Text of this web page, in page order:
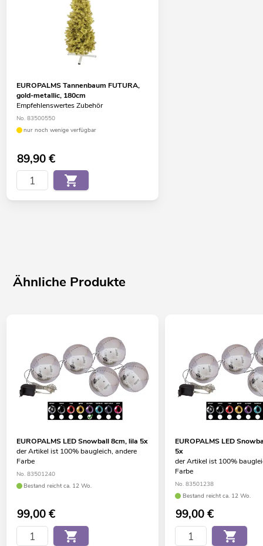
EUROPALMS Tannenbaum FUTURA,
gold-metallic, 180cm
Empfehlenswertes Zubehör
No. 83500550
nur noch wenige verfügbar
89,90€
Ähnliche Produkte
EUROPALMS LED Snowball 8cm, lila 5x
der Artikel ist 100% baugleich, andere
Farbe
No. 83501240
Bestand reicht ca. 12 Wo.
99,00€
EUROPALMS LED
5x
der Artikel ist 100%
Farbe
No. 83501238
Bestand reicht ca. 12 Wo.
99,00€